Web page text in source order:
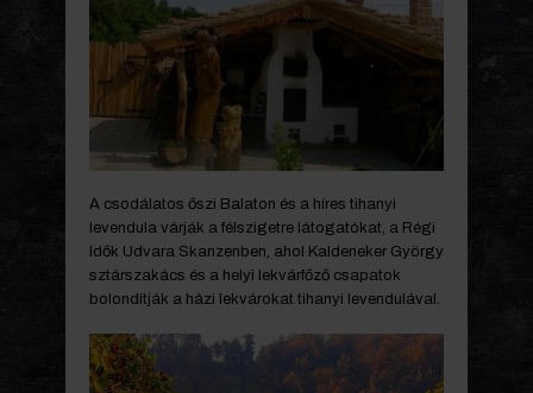
A csodálatos őszi Balaton és a híres tihanyi
levendula várják a félszigetre látogatókat, a Régi
Idők Udvara Skanzenben, ahol Kaldeneker György
sztárszakács és a helyi lekvárfőző csapatok
bolondítják a házi lekvárokat tihanyi levendulával.